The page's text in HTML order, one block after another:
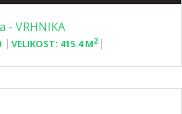
- VRHNIKA
VELIKOST: 415.4 M2